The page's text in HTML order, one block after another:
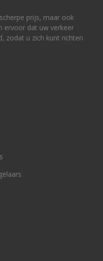
prijs, maar ook
ervoor dat uw verkeer
zodat u zich kunt richten